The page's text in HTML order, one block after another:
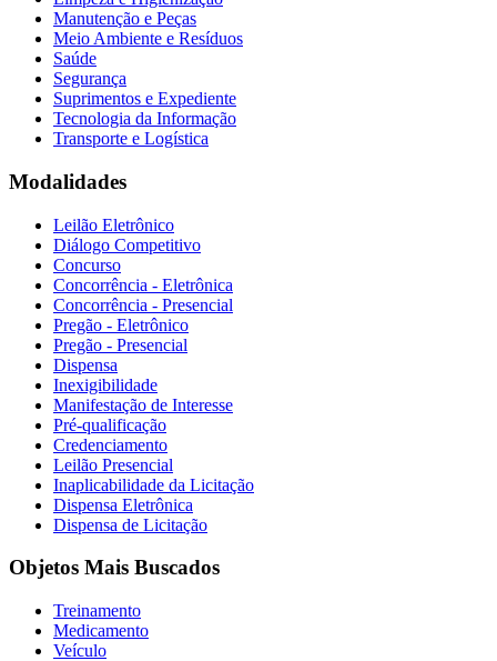
Manutenção e Peças
Meio Ambiente e Resíduos
Saúde
Segurança
Suprimentos e Expediente
Tecnologia da Informação
Transporte e Logística
Modalidades
Leilão Eletrônico
Diálogo Competitivo
Concurso
Concorrência - Eletrônica
Concorrência - Presencial
Pregão - Eletrônico
Pregão - Presencial
Dispensa
Inexigibilidade
Manifestação de Interesse
Pré-qualificação
Credenciamento
Leilão Presencial
Inaplicabilidade da Licitação
Dispensa Eletrônica
Dispensa de Licitação
Objetos Mais Buscados
Treinamento
Medicamento
Veículo